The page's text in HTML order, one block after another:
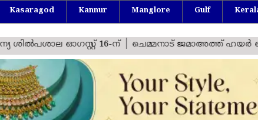
Kasaragod Kannur Manglore Gulf